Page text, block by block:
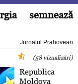
semnează
Jurnalul Prahovean
(58 vizualizări)
Republica
Moldova